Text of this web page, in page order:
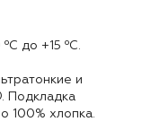
до +15 ⁰С.
и
Подкладка
100% хлопка.